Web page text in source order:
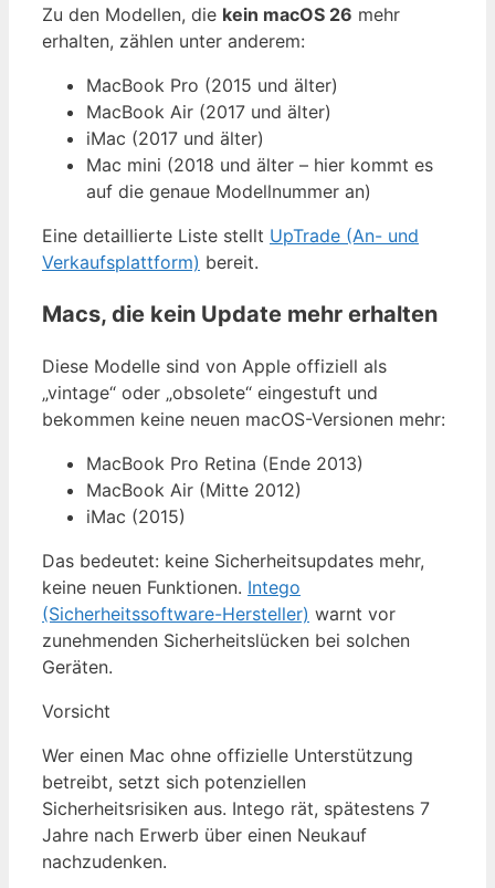
Zu den Modellen, die kein macOS 26 mehr
erhalten, zählen unter anderem:
MacBook Pro (2015 und älter)
MacBook Air (2017 und älter)
iMac (2017 und älter)
Mac mini (2018 und älter – hier kommt es
auf die genaue Modellnummer an)
Eine detaillierte Liste stellt UpTrade (An- und
Verkaufsplattform) bereit.
Macs, die kein Update mehr erhalten
Diese Modelle sind von Apple offiziell als
„vintage“ oder „obsolete“ eingestuft und
bekommen keine neuen macOS-Versionen mehr:
MacBook Pro Retina (Ende 2013)
MacBook Air (Mitte 2012)
iMac (2015)
Das bedeutet: keine Sicherheitsupdates mehr,
keine neuen Funktionen. Intego
(Sicherheitssoftware-Hersteller) warnt vor
zunehmenden Sicherheitslücken bei solchen
Geräten.
Vorsicht
Wer einen Mac ohne offizielle Unterstützung
betreibt, setzt sich potenziellen
Sicherheitsrisiken aus. Intego rät, spätestens 7
Jahre nach Erwerb über einen Neukauf
nachzudenken.